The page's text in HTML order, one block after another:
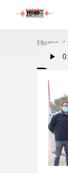
Home